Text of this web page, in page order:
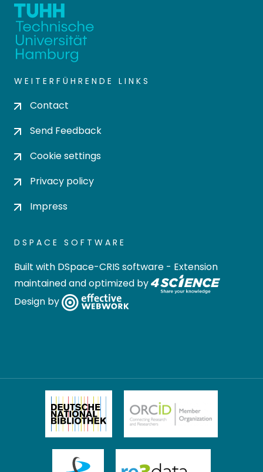
WEITERFÜHRENDE LINKS
Contact
Send Feedback
Cookie settings
Privacy policy
Impress
DSPACE SOFTWARE
Built with DSpace-CRIS software - Extension
maintained and optimized by
Design by